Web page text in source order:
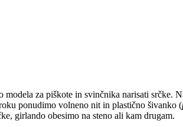
za piškote in svinčnika narisati srčke.
ponudimo volneno nit in plastično šivanko (
girlando obesimo na steno ali kam drugam.